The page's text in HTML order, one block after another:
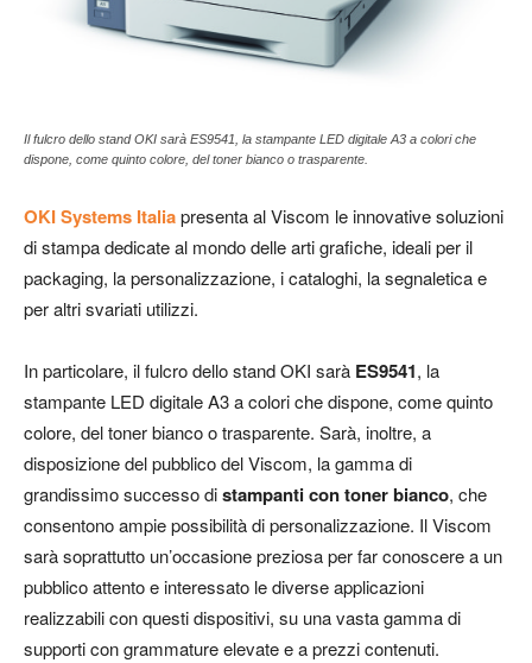
Il fulcro dello stand OKI sarà ES9541, la stampante LED digitale A3 a colori che
dispone, come quinto colore, del toner bianco o trasparente.
OKI Systems Italiapresenta al Viscom le innovative soluzioni
di stampa dedicate al mondo delle arti grafiche, ideali per il
packaging, la personalizzazione, i cataloghi, la segnaletica e
per altri svariati utilizzi.
In particolare, il fulcro dello stand OKI sarà ES9541, la
stampante LED digitale A3 a colori che dispone, come quinto
colore, del toner bianco o trasparente. Sarà, inoltre, a
disposizione del pubblico del Viscom, la gamma di
grandissimo successo distampanti con toner bianco, che
consentono ampie possibilità di personalizzazione. Il Viscom
sarà soprattutto un’occasione preziosa per far conoscere a un
pubblico attento e interessato le diverse applicazioni
realizzabili con questi dispositivi, su una vasta gamma di
supporti con grammature elevate e a prezzi contenuti.